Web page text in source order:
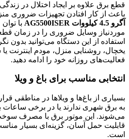
قطع برق علاوه بر ایجاد اختلال در
باعث از کار افتادن تجهیزات ضروری
آگرو 4.5 کیلووات AG5500ISER
با
موردنیاز وسایل ضروری را در زمان
استفاده از این دستگاه می‌توانید
یخچال، روشنایی منزل، مودم اینترنت
فعالیت‌های روزانه خود را ادامه دهید.
انتخابی مناسب برای باغ و ویلا
بسیاری از باغ‌ها و ویلاها در مناطقی
به برق شهری ندارند یا در برخی
می‌شوند. این موتور برق با مصرف
قابلیت حمل آسان، گزینه‌ای بسیار
است.